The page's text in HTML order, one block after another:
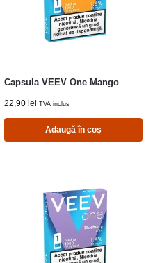
Capsula VEEV One Mango
22,90 lei TVA inclus
Adaugă în coș